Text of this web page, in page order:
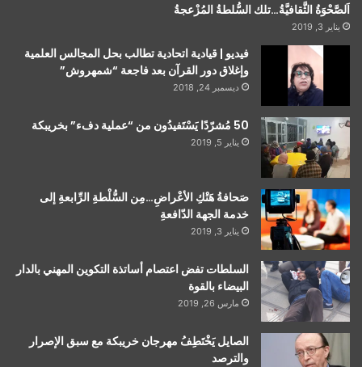
اَلصَّحْوَةُ الثَّقافيَّةُ…تلك السُّلطةُ المُزْعجةُ
يناير 3, 2019
فيديو | قيادية اتحادية تطالب بحل المجالس العلمية
وإغلاق دور القرآن بعد فاجعة “شمهروش”
ديسمبر 24, 2018
50 مُشرّدًا يَسْتَفيدُون من “عملية دفء” بخريبكة
يناير 5, 2019
صَحافةُ هَتْكِ الأعْراضِ…مِن السُّلْطةِ الرِّابعةِ إلى
خدمة الجهة الدّافعةِ
يناير 3, 2019
السلطات تفض اعتصام أساتذة التكوين المهني بالدار
البيضاء بالقوة
مارس 26, 2019
الصايل يَخْتَطِفُ مهرجان خريبكة مع سبق الإصرار
والترصد